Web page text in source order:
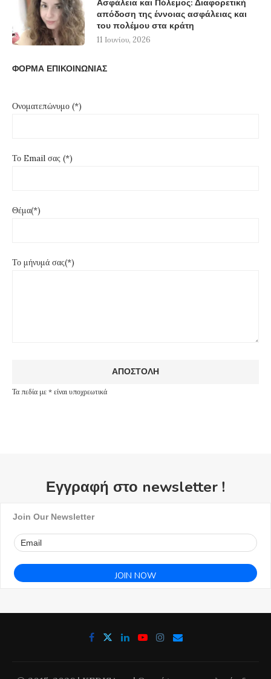
Ασφάλεια και Πόλεμος: Διαφορετική
απόδοση της έννοιας ασφάλειας και
του πολέμου στα κράτη
11 Ιουνίου, 2026
ΦΟΡΜΑ ΕΠΙΚΟΙΝΩΝΙΑΣ
Ονοματεπώνυμο (*)
Το Email σας (*)
Θέμα(*)
Το μήνυμά σας(*)
Τα πεδία με * είναι υποχρεωτικά
Εγγραφή στο newsletter !
Join Our Newsletter